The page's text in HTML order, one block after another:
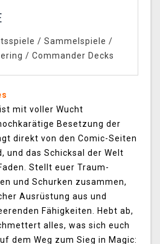
/ Sammelspiele /
/ Commander Decks
mit voller Wucht
Besetzung der
direkt von den Comic-Seiten
und das Schicksal der Welt
Stellt euer Traum-
und Schurken zusammen,
Ausrüstung aus und
Fähigkeiten. Hebt ab,
alles, was sich euch
dem Weg zum Sieg in Magic: